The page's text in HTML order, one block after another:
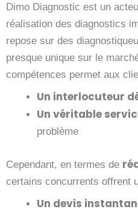
Dimo Diagnostic est un
réalisation des diagnostics
repose sur des
presque unique sur le
compétences permet aux
Un interlocuteur
Un véritable
problème
Cependant, en termes de
certains concurrents offrent
Un devis